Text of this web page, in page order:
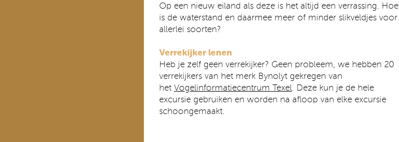
Op een nieuw eiland als deze is het altijd een verrassing. Hoe
is de waterstand en daarmee meer of minder slikveldjes voor
allerlei soorten?
Verrekijker lenen
Heb je zelf geen verrekijker? Geen probleem, we hebben 20
verrekijkers van het merk Bynolyt gekregen van
het Vogelinformatiecentrum Texel. Deze kun je de hele
excursie gebruiken en worden na afloop van elke excursie
schoongemaakt.